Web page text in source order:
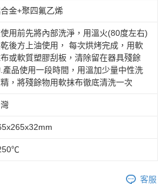
金+聚四氟乙烯
用前先將內部洗淨，用溫火(80度左右)
後方上油使用， 每次烘烤完成，用軟
或軟質塑膠刮板，清除留在器具殘餘
產品使用一段時間，用溫加少量中性洗
，將殘餘物用軟抹布徹底清洗一次
客服